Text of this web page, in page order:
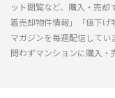
ット閲覧など、購入・売
着売却物件情報」「値下げ
マガジンを毎週配信してい
問わずマンションに購入・